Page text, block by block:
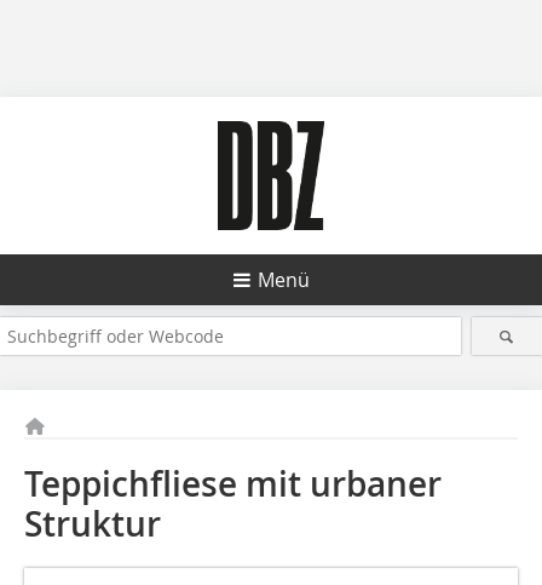
Menü
Teppichfliese mit urbaner
Struktur